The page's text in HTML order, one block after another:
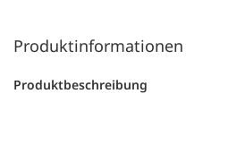
Produktinformationen
Produktbeschreibung